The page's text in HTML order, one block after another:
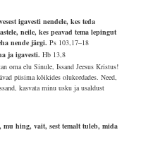
igavesti nendele, kes teda
neile, kes peavad tema lepingut
nende järgi.Ps 103,17–18
ja igavesti.Hb 13,8
oma elu Sinule, Issand Jeesus Kristus!
püsima kõikides olukordades. Need,
kasvata minu usku ja usaldust
mu hing, vait, sest temalt tuleb, mida